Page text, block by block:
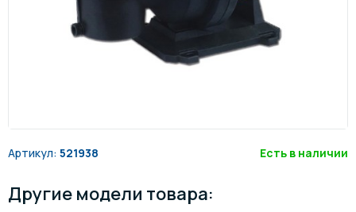
Артикул: 521938 Есть в наличии
Другие модели товара: